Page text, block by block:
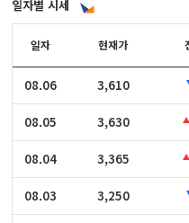
일자별 시세
일자
08.06
08.05
08.04
08.03
일자 현재가
08.06 3,610
08.05 3,630
08.04 3,365
08.03 3,250